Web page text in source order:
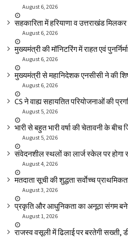
August 6, 2026
सहकारिता में हरियाणा व उत्तराखंड
August 6, 2026
मुख्यमंत्री की मॉनिटरिंग में राहत एवं
August 6, 2026
मुख्यमंत्री से महानिदेशक एनसीसी ने की
August 6, 2026
CS ने वाह्य सहायतित परियोजनाओं की
August 5, 2026
भारी से बहुत भारी वर्षा की चेतावनी के
August 5, 2026
संवेदनशील स्थलों का लार्ज स्केल पर होगा
August 4, 2026
मतदाता सूची की शुद्धता सर्वाेच्च
August 3, 2026
प्रकृति और आधुनिकता का अनूठा संगम
August 1, 2026
राजस्व वसूली में ढिलाई पर बरतेगी सख्ती,